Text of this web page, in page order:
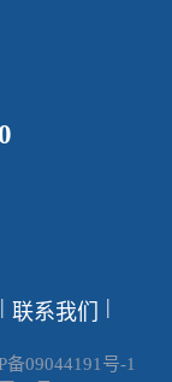
| 联系我们 |
09044191号-1